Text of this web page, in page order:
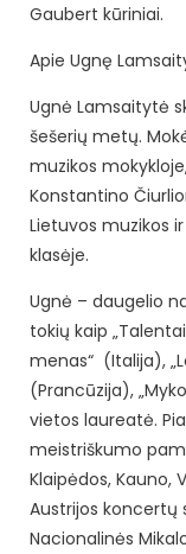
Gaubert kūriniai.
Apie Ugnę
Ugnė Lamsaitytė
šešerių metų.
muzikos
Konstantino
Lietuvos muzikos
klasėje.
Ugnė – daugelio
tokių kaip
menas“ (Italija),
(Prancūzija),
vietos laureatė.
meistriškumo
Klaipėdos, Kauno,
Austrijos koncertų
Nacionalinės